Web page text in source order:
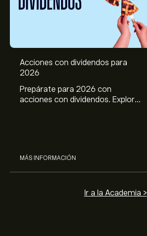
Acciones con dividendos para
2026
Prepárate para 2026 con
acciones con dividendos. Explora
MÁS INFORMACIÓN
Ir a la Academia >